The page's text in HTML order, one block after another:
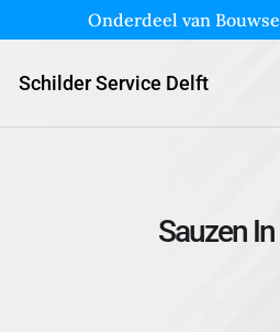
Onderdeel van
Schilder Service Delft
Sauzen